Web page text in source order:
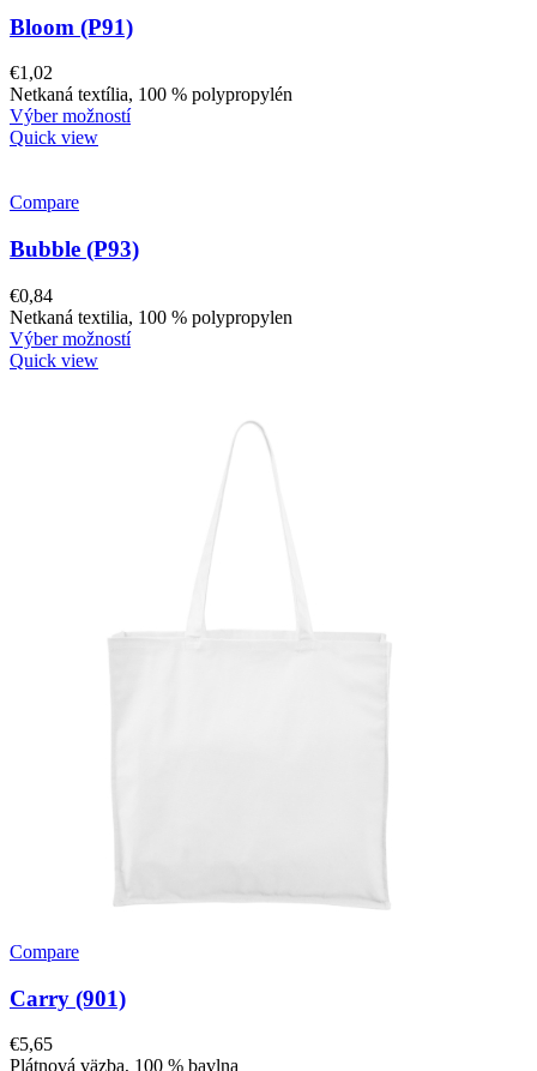
Bloom (P91)
€1,02
Netkaná textília, 100 % polypropylén
Výber možností
Quick view
Compare
Bubble (P93)
€0,84
Netkaná textilia, 100 % polypropylen
Výber možností
Quick view
Compare
Carry (901)
€5,65
Plátnová väzba, 100 % bavlna